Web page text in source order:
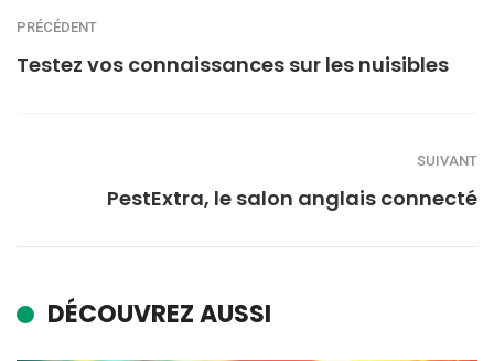
PRÉCÉDENT
Testez vos connaissances sur les nuisibles
SUIVANT
PestExtra, le salon anglais connecté
DÉCOUVREZ AUSSI